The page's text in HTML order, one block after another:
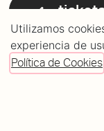
Utilizamos
experiencia de
Política de Cookies